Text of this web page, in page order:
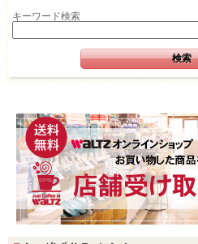
キーワード検索